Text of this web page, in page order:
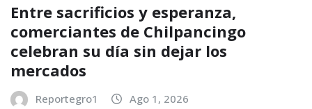
Entre sacrificios y esperanza,
comerciantes de Chilpancingo
celebran su día sin dejar los
mercados
Reportegro1 Ago 1, 2026